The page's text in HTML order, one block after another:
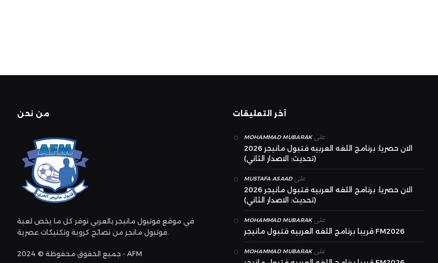
من نحن
في موقع فوتبول مانيجر بالعربي نوفر كل ما يخص لعبة
فوتبول مانجر من نصائح كروية وتكتيكات عصرية.
جميع الحقوق محفوظة © 2024 - AFM
آخر التعليقات
MOHAMMAD MUBARAK على
الان حصريا: برنامج اللغه العربيه فتبول مانيجر 2026
(تحديث: الاصدار الثاني)
MUSTAFA ASAAD على
الان حصريا: برنامج اللغه العربيه فتبول مانيجر 2026
(تحديث: الاصدار الثاني)
MOHAMMAD MUBARAK على
قريبا برنامج اللغه العربيه فتبول مانيجر FM2026
MOHAMMAD MUBARAK على